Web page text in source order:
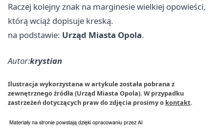
Raczej kolejny znak na marginesie wielkiej opowieści,
którą wciąż dopisuje kreską.
na podstawie: Urząd Miasta Opola.
Autor:krystian
Ilustracja wykorzystana w artykule została pobrana z
zewnętrznego źródła (Urząd Miasta Opola). W przypadku
zastrzeżeń dotyczących praw do zdjęcia prosimy o kontakt.